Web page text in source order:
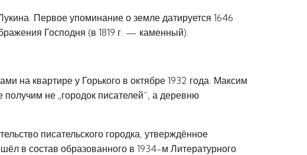
Первое упоминание о земле датируется 1646
Господня (в 1819 г. — каменный).
на квартире у Горького в октябре 1932 года. Максим
получим не „горо­док писателей“, а деревню
писательского городка, утверждённое
в состав образованного в 1934-м Литературного